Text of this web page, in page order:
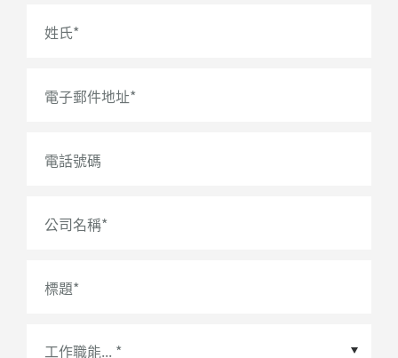
姓氏*
電子郵件地址*
電話號碼
公司名稱*
標題*